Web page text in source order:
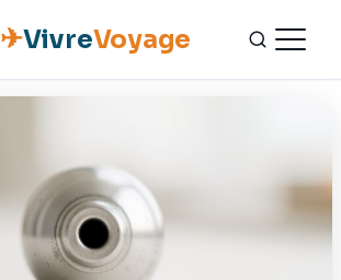
✈VivreVoyage